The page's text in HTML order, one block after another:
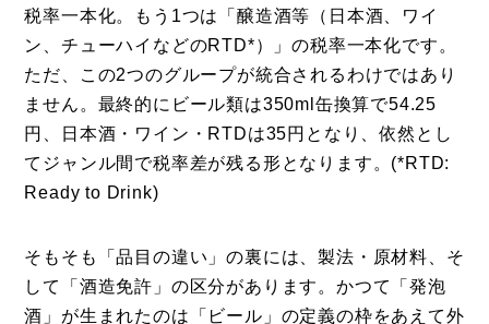
税率一本化。もう1つは「醸造酒等（日本酒、ワイ
ン、チューハイなどのRTD*）」の税率一本化です。
ただ、この2つのグループが統合されるわけではあり
ません。最終的にビール類は350ml缶換算で54.25
円、日本酒・ワイン・RTDは35円となり、依然とし
てジャンル間で税率差が残る形となります。(*RTD:
Ready to Drink)
そもそも「品目の違い」の裏には、製法・原材料、そ
して「酒造免許」の区分があります。かつて「発泡
酒」が生まれたのは「ビール」の定義の枠をあえて外